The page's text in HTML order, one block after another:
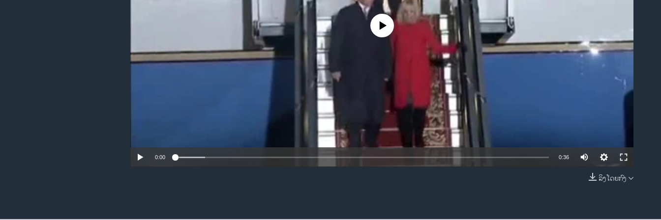
EMBED
No media source currently available
0:00 0:36
ລິງໂດຍກົງ